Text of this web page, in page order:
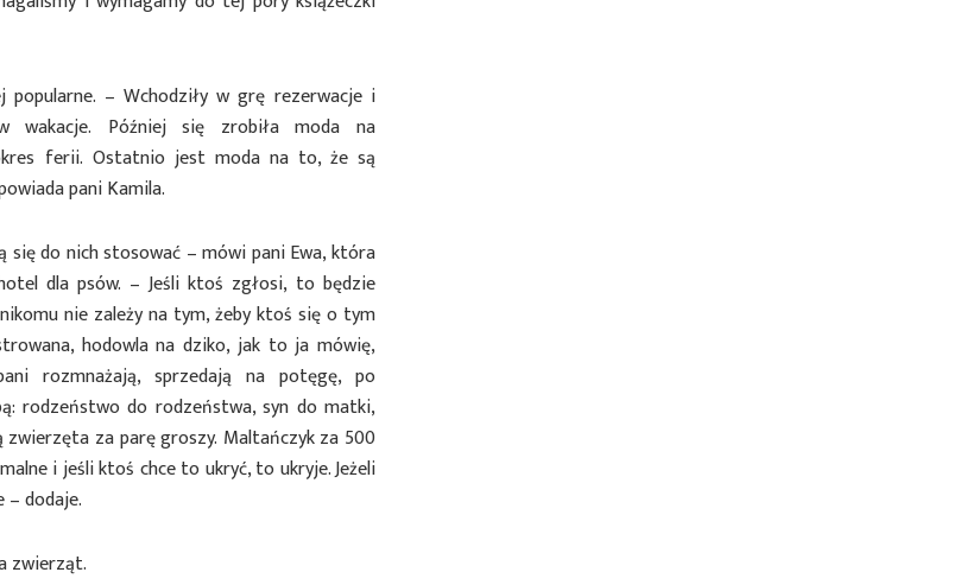
– Wchodziły w grę rezerwacje i
wakacje. Później się zrobiła moda na
ferii. Ostatnio jest moda na to, że są
pani Kamila.
się do nich stosować – mówi pani Ewa, która
dla psów. – Jeśli ktoś zgłosi, to będzie
nie zależy na tym, żeby ktoś się o tym
hodowla na dziko, jak to ja mówię,
rozmnażają, sprzedają na potęgę, po
rodzeństwo do rodzeństwa, syn do matki,
zwierzęta za parę groszy. Maltańczyk za 500
i jeśli ktoś chce to ukryć, to ukryje. Jeżeli
dodaje.
zwierząt.